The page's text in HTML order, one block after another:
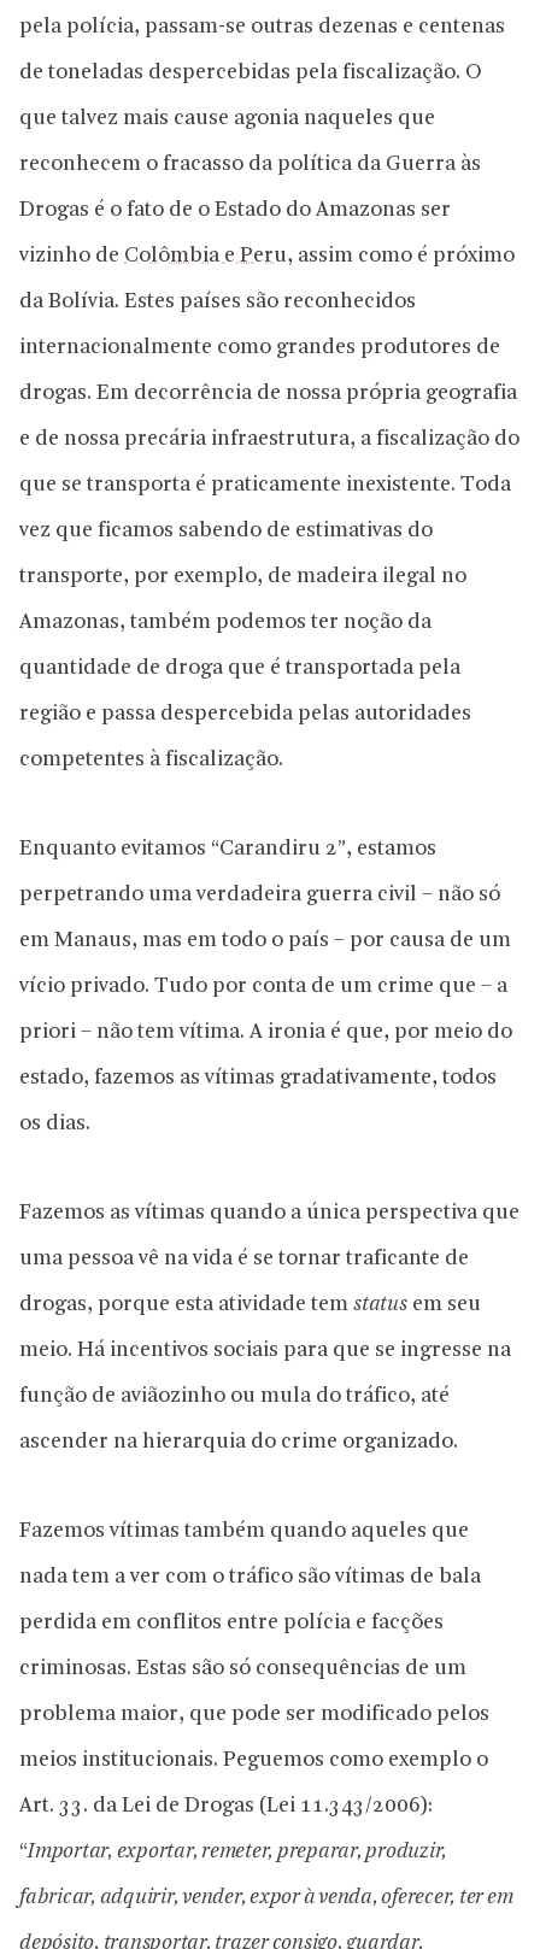
pela polícia, passam-se outras dezenas e centenas
de toneladas despercebidas pela fiscalização. O
que talvez mais cause agonia naqueles que
reconhecem o fracasso da política da Guerra às
Drogas é o fato de o Estado do Amazonas ser
vizinho de Colômbia e Peru, assim como é próximo
da Bolívia. Estes países são reconhecidos
internacionalmente como grandes produtores de
drogas. Em decorrência de nossa própria geografia
e de nossa precária infraestrutura, a fiscalização do
que se transporta é praticamente inexistente. Toda
vez que ficamos sabendo de estimativas do
transporte, por exemplo, de madeira ilegal no
Amazonas, também podemos ter noção da
quantidade de droga que é transportada pela
região e passa despercebida pelas autoridades
competentes à fiscalização.
Enquanto evitamos “Carandiru 2”, estamos
perpetrando uma verdadeira guerra civil – não só
em Manaus, mas em todo o país – por causa de um
vício privado. Tudo por conta de um crime que – a
priori – não tem vítima. A ironia é que, por meio do
estado, fazemos as vítimas gradativamente, todos
os dias.
Fazemos as vítimas quando a única perspectiva que
uma pessoa vê na vida é se tornar traficante de
drogas, porque esta atividade tem statusem seu
meio. Há incentivos sociais para que se ingresse na
função de aviãozinho ou mula do tráfico, até
ascender na hierarquia do crime organizado.
Fazemos vítimas também quando aqueles que
nada tem a ver com o tráfico são vítimas de bala
perdida em conflitos entre polícia e facções
criminosas. Estas são só consequências de um
problema maior, que pode ser modificado pelos
meios institucionais. Peguemos como exemplo o
Art. 33. da Lei de Drogas (Lei 11.343/2006):
“Importar, exportar, remeter, preparar, produzir,
fabricar, adquirir, vender, expor à venda, oferecer, ter em
depósito, transportar, trazer consigo, guardar,